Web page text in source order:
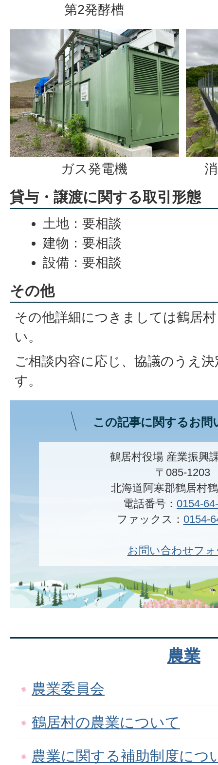
第2発酵槽
ガス発電機
貸与・譲渡に関する取引形態
土地：要相談
建物：要相談
設備：要相談
その他
その他詳細につきましては鶴居
い。
ご相談内容に応じ、協議のうえ
す。
この記事に関するお問
鶴居村役場 産業振興
〒085-1203
北海道阿寒郡鶴居村
電話番号： 0154-
ファックス： 0154-
お問い合わせフ
農業
農業委員会
鶴居村の農業について
農業に関する補助制度につ